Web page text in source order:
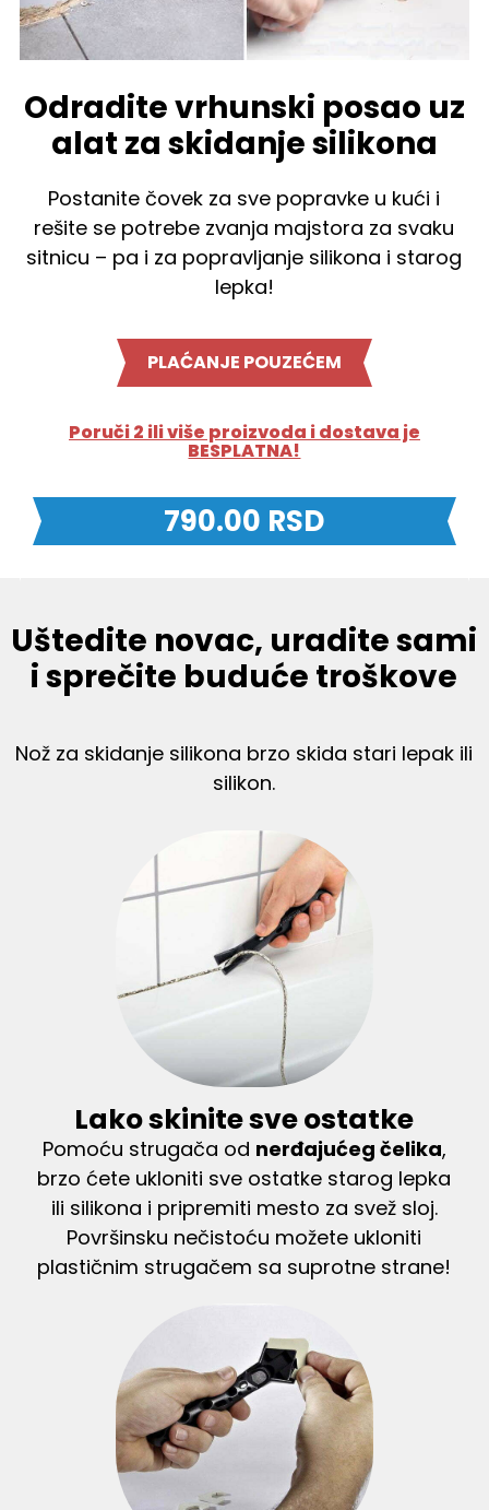
Odradite vrhunski posao uz
alat za skidanje silikona
Postanite čovek za sve popravke u kući i
rešite se potrebe zvanja majstora za svaku
sitnicu – pa i za popravljanje silikona i starog
lepka!
PLAĆANJE POUZEĆEM
Poruči 2 ili više proizvoda i dostava je
BESPLATNA!
790.00 RSD
Uštedite novac, uradite sami
i sprečite buduće troškove
Nož za skidanje silikona brzo skida stari lepak ili
silikon.
Lako skinite sve ostatke
Pomoću strugača od nerđajućeg čelika,
brzo ćete ukloniti sve ostatke starog lepka
ili silikona i pripremiti mesto za svež sloj.
Površinsku nečistoću možete ukloniti
plastičnim strugačem sa suprotne strane!